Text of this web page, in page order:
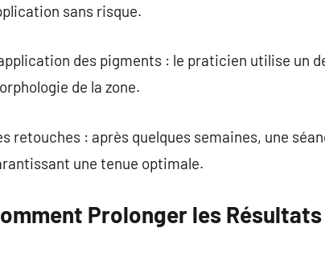
sans risque.
des pigments : le praticien utilise un
de la zone.
retouches : après quelques semaines, une
une tenue optimale.
Prolonger les Résultats